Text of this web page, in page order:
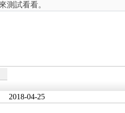
測試看看。
2018-04-25